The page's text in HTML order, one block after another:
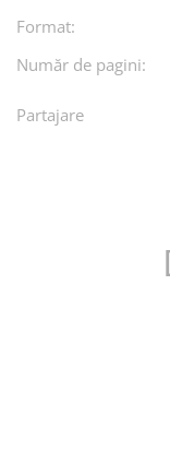
Format:
Număr de pagini:
Partajare